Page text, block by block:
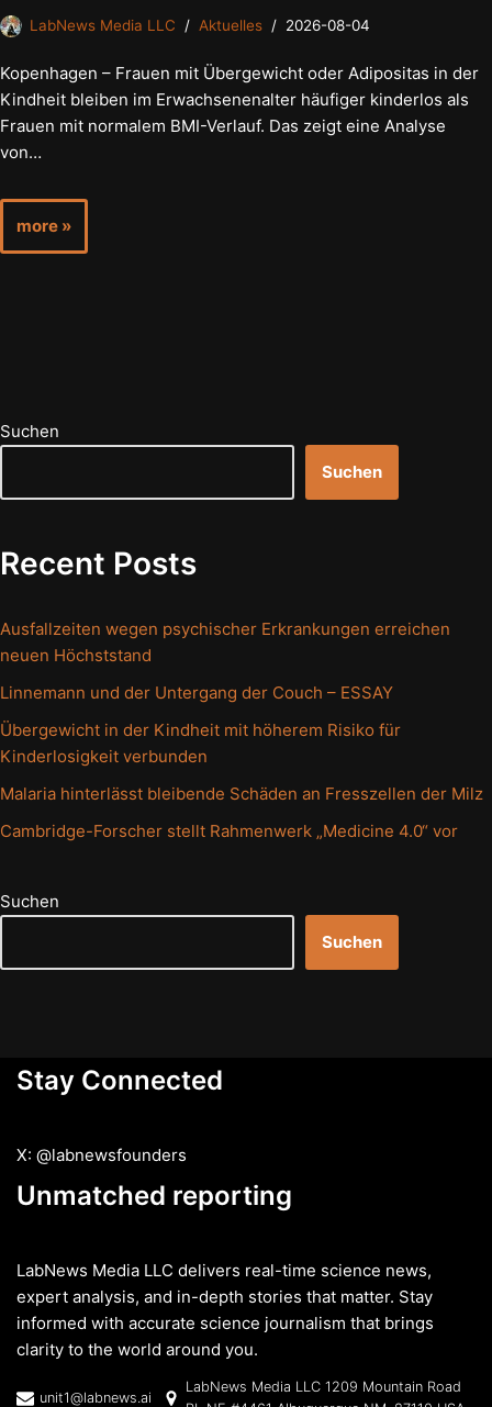
LabNews Media LLC Aktuelles 2026-08-04
Kopenhagen – Frauen mit Übergewicht oder Adipositas in der
Kindheit bleiben im Erwachsenenalter häufiger kinderlos als
Frauen mit normalem BMI-Verlauf. Das zeigt eine Analyse
von…
more »
Suchen
Suchen
Recent Posts
Ausfallzeiten wegen psychischer Erkrankungen erreichen
neuen Höchststand
Linnemann und der Untergang der Couch – ESSAY
Übergewicht in der Kindheit mit höherem Risiko für
Kinderlosigkeit verbunden
Malaria hinterlässt bleibende Schäden an Fresszellen der Milz
Cambridge-Forscher stellt Rahmenwerk „Medicine 4.0“ vor
Suchen
Suchen
Stay Connected
X: @labnewsfounders
Unmatched reporting
LabNews Media LLC delivers real-time science news,
expert analysis, and in-depth stories that matter. Stay
informed with accurate science journalism that brings
clarity to the world around you.
unit1@labnews.ai
LabNews Media LLC 1209 Mountain Road